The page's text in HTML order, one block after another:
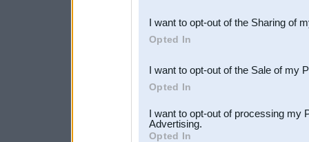
Downstream Participants
third parties.
I want to opt-out of the Sharing of
Opted In
I want to opt-out of the Sale of my
Opted In
I want to opt-out of processing my
Advertising.
Opted In